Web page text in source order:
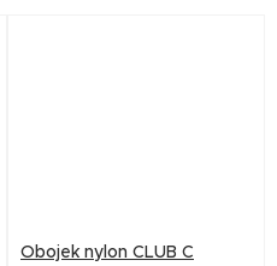
Obojek nylon CLUB C